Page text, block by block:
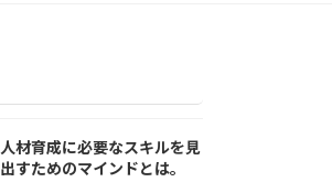
人材育成に必要なスキルを見
出すためのマインドとは。